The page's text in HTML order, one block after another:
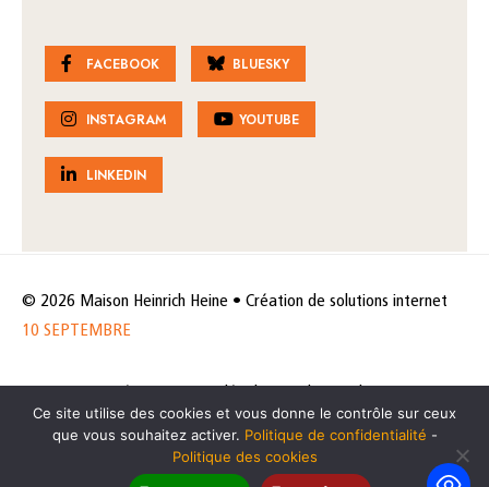
FACEBOOK BLUESKY
INSTAGRAM YOUTUBE
LINKEDIN
© 2026 Maison Heinrich Heine • Création de solutions internet
10 SEPTEMBRE
de données
Politique des cookies
Ce site utilise des cookies et vous donne le contrôle sur ceux
que vous souhaitez activer. Politique de confidentialité -
Politique des cookies